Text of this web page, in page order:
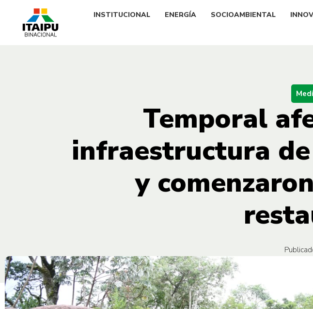
INSTITUCIONAL ENERGÍA SOCIOAMBIENTAL
Temporal
infraestructura
y